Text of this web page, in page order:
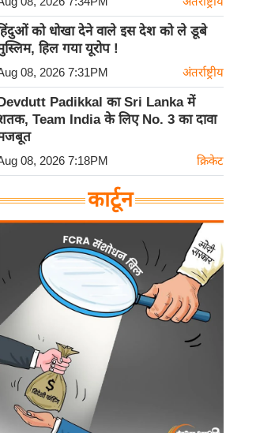
को धोखा देने वाले इस देश को ले डूबे
हिल गया यूरोप !
08, 2026 7:31PM अंतर्राष्ट्रीय
Padikkal का Sri Lanka में
Team India के लिए No. 3 का दावा
08, 2026 7:18PM क्रिकेट
कार्टून